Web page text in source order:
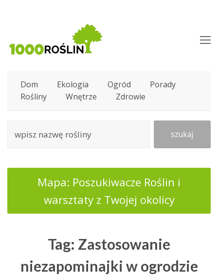
Dom Ekologia Ogród
Porady
Rośliny
Wnętrze Zdrowie
szukaj
Mapa: Poszukiwacze Roślin i
warsztaty z Twojej okolicy
Tag: Zastosowanie
niezapominajki w ogrodzie